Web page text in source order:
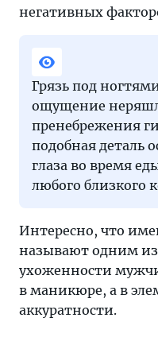
негативных
Грязь под
ощущение
пренебрежения
подобная деталь
глаза во время
любого близкого
Интересно, что
называют одним
ухоженности
в маникюре, а в
аккуратности.